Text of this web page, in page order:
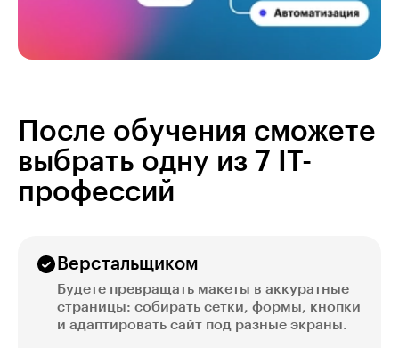
После обучения сможете
выбрать одну из 7 IT-
профессий
Верстальщиком
Будете превращать макеты в аккуратные
страницы: собирать сетки, формы, кнопки
и адаптировать сайт под разные экраны.